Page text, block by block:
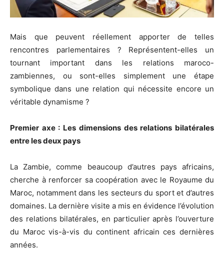
Mais que peuvent réellement apporter de telles
rencontres parlementaires ? Représentent-elles un
tournant important dans les relations maroco-
zambiennes, ou sont-elles simplement une étape
symbolique dans une relation qui nécessite encore un
véritable dynamisme ?
Premier axe : Les dimensions des relations bilatérales
entre les deux pays
La Zambie, comme beaucoup d’autres pays africains,
cherche à renforcer sa coopération avec le Royaume du
Maroc, notamment dans les secteurs du sport et d’autres
domaines. La dernière visite a mis en évidence l’évolution
des relations bilatérales, en particulier après l’ouverture
du Maroc vis-à-vis du continent africain ces dernières
années.